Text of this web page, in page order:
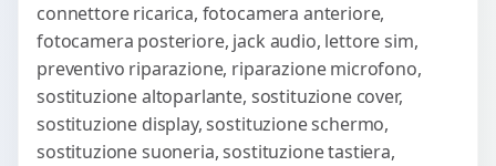
connettore ricarica, fotocamera anteriore,
fotocamera posteriore, jack audio, lettore sim,
preventivo riparazione, riparazione microfono,
sostituzione altoparlante, sostituzione cover,
sostituzione display, sostituzione schermo,
sostituzione suoneria, sostituzione tastiera,